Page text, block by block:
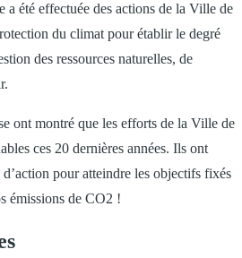
a été effectuée des actions de la Ville de
du climat pour établir le degré
des ressources naturelles, de
ont montré que les efforts de la Ville de
ces 20 dernières années. Ils ont
pour atteindre les objectifs fixés
émissions de CO2 !